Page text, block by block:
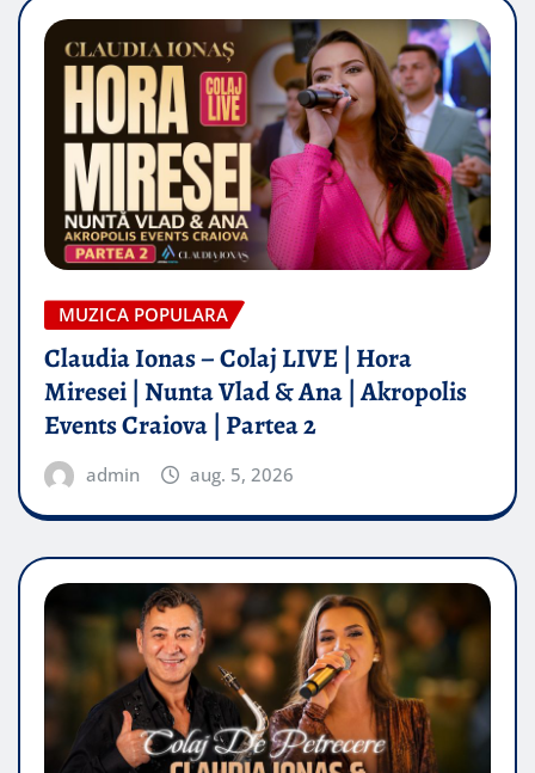
MUZICA POPULARA
Claudia Ionas – Colaj LIVE | Hora
Miresei | Nunta Vlad & Ana | Akropolis
Events Craiova | Partea 2
admin aug. 5, 2026